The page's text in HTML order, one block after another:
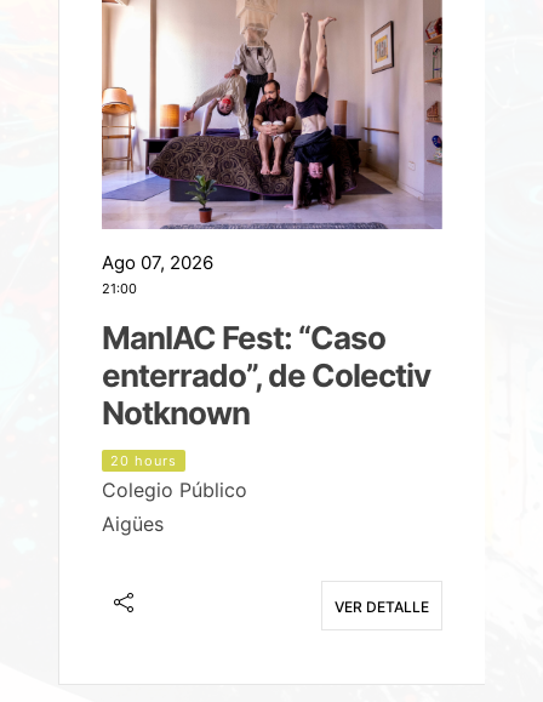
Ago 07, 2026
21:00
ManIAC Fest: “Caso
enterrado”, de Colectiv
Notknown
20 hours
Colegio Público
Aigües
VER DETALLE